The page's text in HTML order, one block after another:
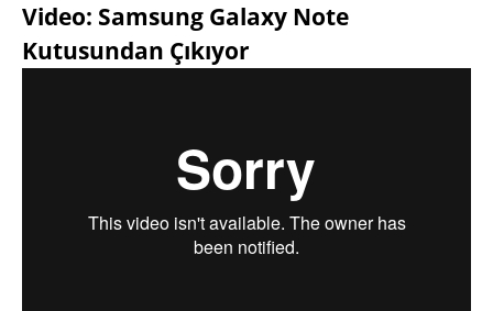
Video: Samsung Galaxy Note
Kutusundan Çıkıyor